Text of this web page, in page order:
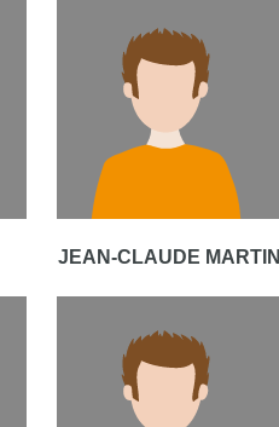
JEAN-CLAUDE MARTIN